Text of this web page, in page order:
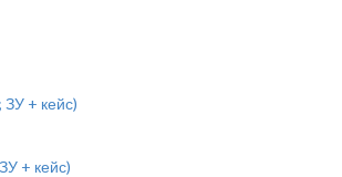
+ кейс)
+ кейс)